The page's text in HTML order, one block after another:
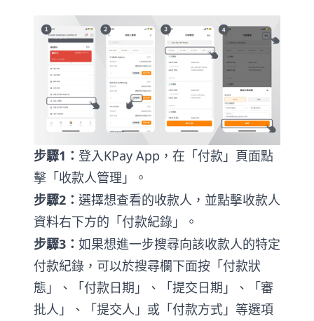
步驟1 ： 登入 KPay App ，在「付款」頁面點
擊「收款人管理」。
步驟2 ： 選擇想查看的收款人，並點擊收款人
資料右下方的「付款紀錄」。
步驟3 ： 如果想進一步搜尋向該收款人的特定
付款紀錄，可以於搜尋欄下面按「付款狀
態」、「付款日期」、「提交日期」、「審
批人」、「提交人」或「付款方式」等選項